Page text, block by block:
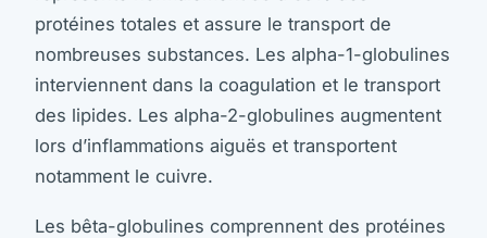
protéines totales et assure le transport de
nombreuses substances. Les alpha-1-globulines
interviennent dans la coagulation et le transport
des lipides. Les alpha-2-globulines augmentent
lors d’inflammations aiguës et transportent
notamment le cuivre.
Les bêta-globulines comprennent des protéines